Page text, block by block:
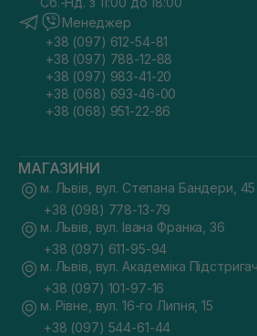
Менеджер
+38 (097) 612-54-81
+38 (097) 788-12-88
+38 (097) 983-41-20
+38 (068) 693-46-00
+38 (068) 951-22-86
МАГАЗИНИ
м. Львів, вул. Степана Бандери, 45
+38 (098) 778-13-79
м. Львів, вул. Івана Франка, 36
+38 (097) 611-95-94
м. Львів, вул. Академіка
+38 (097) 101-97-16
м. Рівне, вул. 16-го Липня, 15
+38 (097) 544-61-44